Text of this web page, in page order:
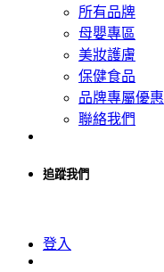
所有品牌
母嬰專區
美妝護膚
保健食品
品牌專屬優惠
聯絡我們
追蹤我們
登入